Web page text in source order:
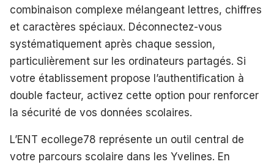
combinaison complexe mélangeant lettres, chiffres
et caractères spéciaux. Déconnectez-vous
systématiquement après chaque session,
particulièrement sur les ordinateurs partagés. Si
votre établissement propose l’authentification à
double facteur, activez cette option pour renforcer
la sécurité de vos données scolaires.
L’ENT ecollege78 représente un outil central de
votre parcours scolaire dans les Yvelines. En